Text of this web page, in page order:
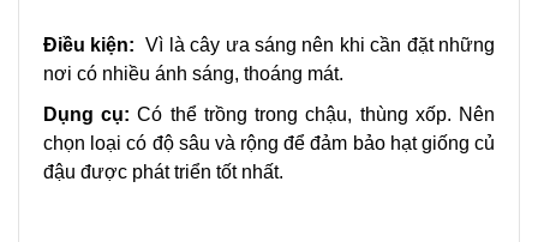
Điều kiện: Vì là cây ưa sáng nên khi cần đặt những
nơi có nhiều ánh sáng, thoáng mát.
Dụng cụ: Có thể trồng trong chậu, thùng xốp. Nên
chọn loại có độ sâu và rộng để đảm bảo hạt giống củ
đậu được phát triển tốt nhất.